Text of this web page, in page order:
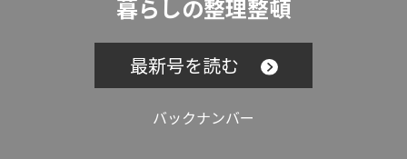
暮らしの整理整頓
最新号を読む
バックナンバー